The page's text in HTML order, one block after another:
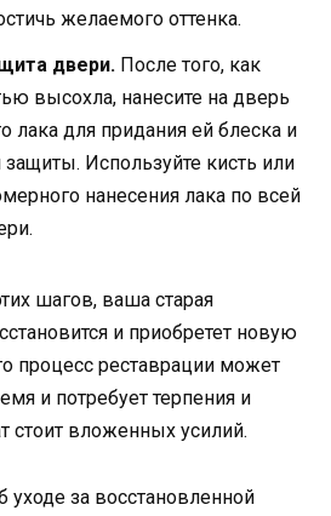
желаемого оттенка.
двери. После того, как
высохла, нанесите на дверь
лака для придания ей блеска и
Используйте кисть или
нанесения лака по всей
шагов, ваша старая
и приобретет новую
процесс реставрации может
и потребует терпения и
стоит вложенных усилий.
уходе за восстановленной